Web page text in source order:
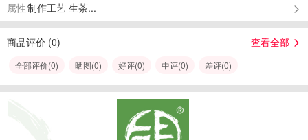
属性制作工艺 生茶...
商品评价 (0) 查看全部
全部评价(0) 晒图(0) 好评(0) 中评(0) 差评(0)